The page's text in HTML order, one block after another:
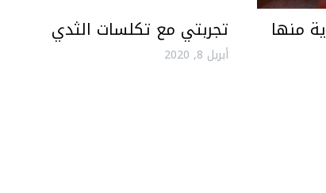
منها تجربتي مع تكلسات الثدي
أبريل 8, 2020